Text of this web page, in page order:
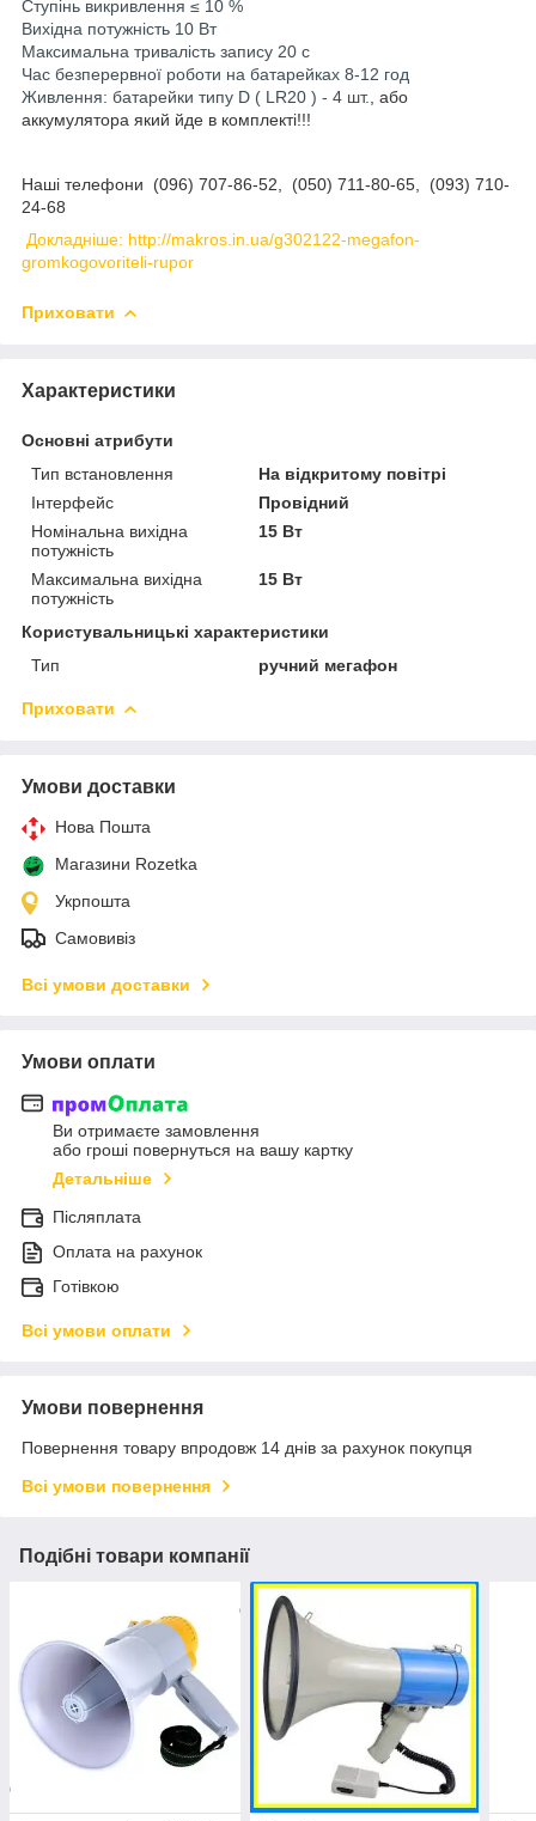
Ступінь викривлення ≤ 10 %
Вихідна потужність 10 Вт
Максимальна тривалість запису 20 с
Час безперервної роботи на батарейках 8-12 год
Живлення: батарейки типу D ( LR20 ) - 4 шт. , або
аккумулятора який йде в комплекті!!!
Наші телефони (096) 707-86-52, (050) 711-80-65, (093) 710-
24-68
Докладніше: http://makros.in.ua/g302122-megafon-
gromkogovoriteli-rupor
Приховати
Характеристики
Основні атрибути
Тип встановлення
На відкритому повітрі
Інтерфейс
Провідний
Номінальна вихідна
потужність
15 Вт
Максимальна вихідна
потужність
15 Вт
Користувальницькі характеристики
Тип
ручний мегафон
Приховати
Умови доставки
Нова Пошта
Магазини Rozetka
Укрпошта
Самовивіз
Всі умови доставки
Умови оплати
Ви отримаєте замовлення
або гроші повернуться на вашу картку
Детальніше
Післяплата
Оплата на рахунок
Готівкою
Всі умови оплати
Умови повернення
Повернення товару впродовж 14 днів за рахунок покупця
Всі умови повернення
Подібні товари компанії